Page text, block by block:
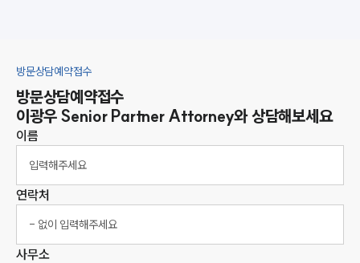
방문상담예약접수
방문상담예약접수
이광우 Senior Partner Attorney와 상담해보세요
이름
연락처
사무소